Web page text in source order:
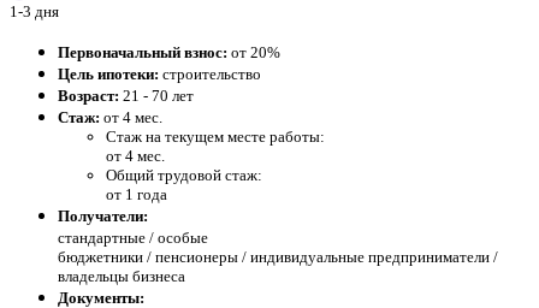
1-3 дня
Первоначальный взнос: от 20%
Цель ипотеки: строительство
Возраст: 21 - 70 лет
Стаж: от 4 мес.
Стаж на текущем месте работы:
от 4 мес.
Общий трудовой стаж:
от 1 года
Получатели:
стандартные / особые
бюджетники / пенсионеры / индивидуальные предприниматели /
владельцы бизнеса
Документы: